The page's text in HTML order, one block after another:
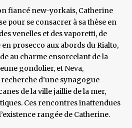
fiancé new-yorkais, Catherine
pour se consacrer à sa thèse en
venelles et des vaporetti, de
prosecco aux abords du Rialto,
au charme ensorcelant de la
gondolier, et Neva,
d’une synagogue
de la ville jaillie de la mer,
Ces rencontres inattendues
rangée de Catherine.